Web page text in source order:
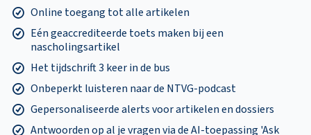
Online toegang tot alle artikelen
Eén geaccrediteerde toets maken bij een
nascholingsartikel
Het tijdschrift 3 keer in de bus
Onbeperkt luisteren naar de NTVG-podcast
Gepersonaliseerde alerts voor artikelen en dossiers
Antwoorden op al je vragen via de AI-toepassing 'Ask